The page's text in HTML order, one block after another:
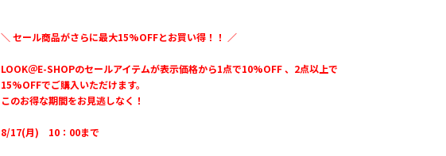
＼ セール商品がさらに最大15%OFFとお買い得！！ ／
LOOK＠E-SHOPのセールアイテムが表示価格から1点で10%OFF 、2点以上で
15%OFFでご購入いただけます。
このお得な期間をお見逃しなく！
8/17(月) 10：00まで